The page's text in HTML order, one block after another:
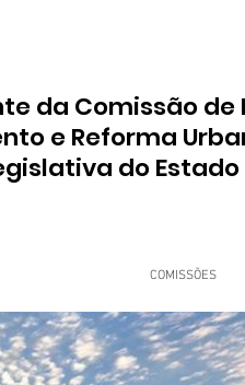
da Comissão de
e Reforma
do Estado
COMISSÕES